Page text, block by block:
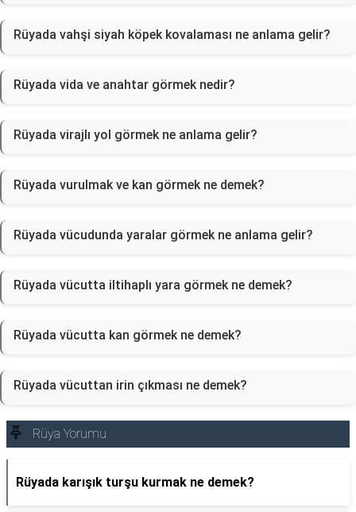
Rüyada vahşi siyah köpek kovalaması ne anlama gelir?
Rüyada vida ve anahtar görmek nedir?
Rüyada virajlı yol görmek ne anlama gelir?
Rüyada vurulmak ve kan görmek ne demek?
Rüyada vücudunda yaralar görmek ne anlama gelir?
Rüyada vücutta iltihaplı yara görmek ne demek?
Rüyada vücutta kan görmek ne demek?
Rüyada vücuttan irin çıkması ne demek?
Rüya Yorumu
Rüyada karışık turşu kurmak ne demek?